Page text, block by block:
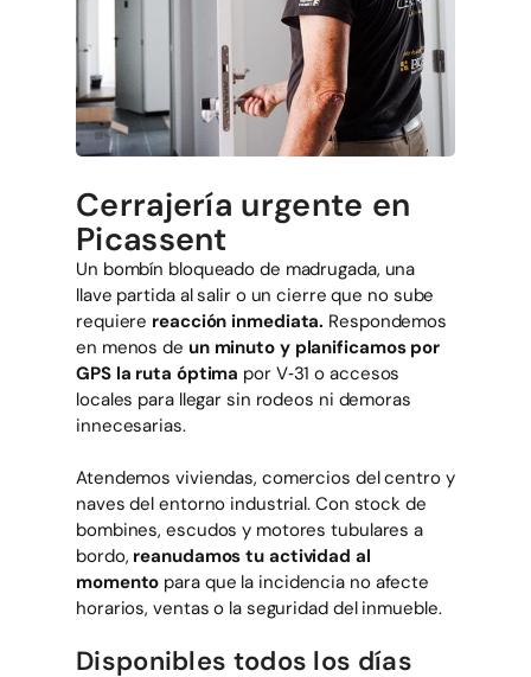
Cerrajería urgente en
Picassent
Un bombín bloqueado de madrugada, una
llave partida al salir o un cierre que no sube
requiere reacción inmediata. Respondemos
en menos de un minuto y planificamos por
GPS la ruta óptima por V‑31 o accesos
locales para llegar sin rodeos ni demoras
innecesarias.
Atendemos viviendas, comercios del centro y
naves del entorno industrial. Con stock de
bombines, escudos y motores tubulares a
bordo, reanudamos tu actividad al
momento para que la incidencia no afecte
horarios, ventas o la seguridad del inmueble.
Disponibles todos los días